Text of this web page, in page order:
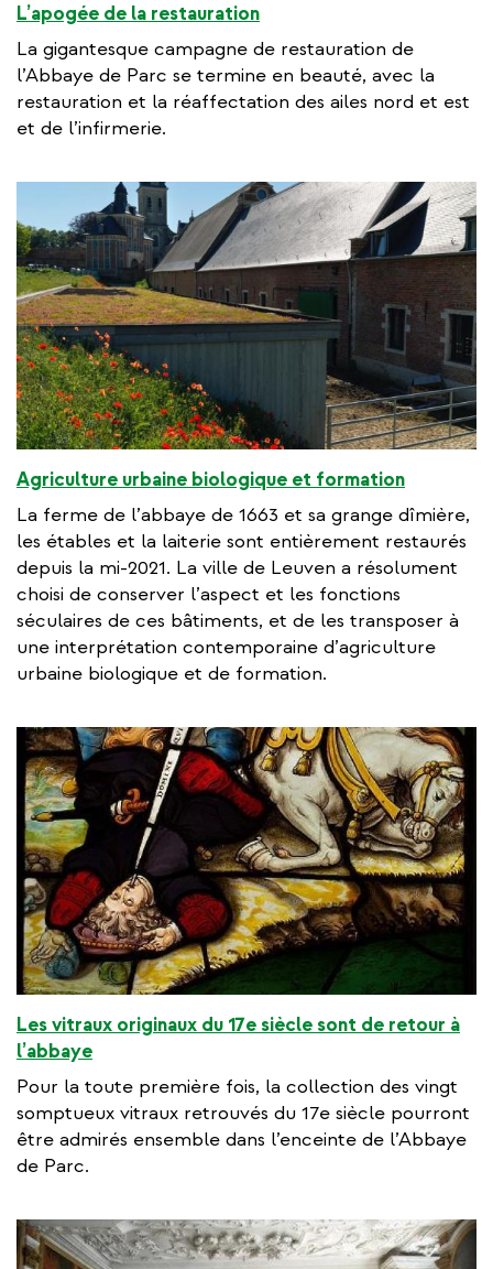
L’apogée de la restauration
La gigantesque campagne de restauration de
l’Abbaye de Parc se termine en beauté, avec la
restauration et la réaffectation des ailes nord et est
et de l’infirmerie.
Agriculture urbaine biologique et formation
La ferme de l’abbaye de 1663 et sa grange dîmière,
les étables et la laiterie sont entièrement restaurés
depuis la mi-2021. La ville de Leuven a résolument
choisi de conserver l’aspect et les fonctions
séculaires de ces bâtiments, et de les transposer à
une interprétation contemporaine d’agriculture
urbaine biologique et de formation.
Les vitraux originaux du 17e siècle sont de retour à
l’abbaye
Pour la toute première fois, la collection des vingt
somptueux vitraux retrouvés du 17e siècle pourront
être admirés ensemble dans l’enceinte de l’Abbaye
de Parc.